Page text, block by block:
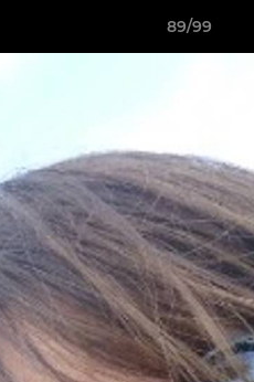
89/99